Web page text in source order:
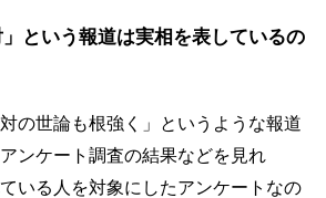
」という報道は実相を表しているの
の世論も根強く」というような報道
ンケート調査の結果などを見れ
いる人を対象にしたアンケートなの